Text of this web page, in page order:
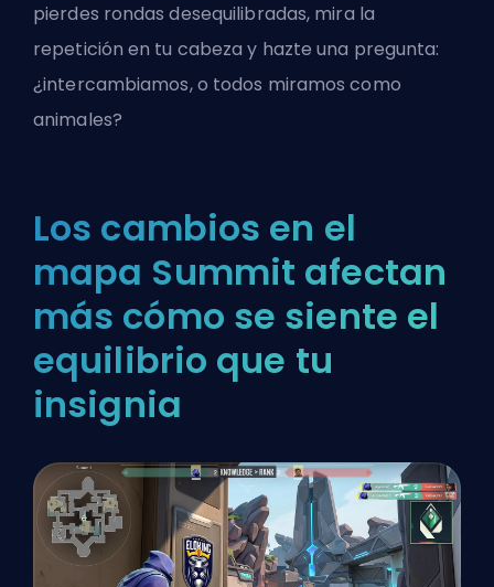
pierdes rondas desequilibradas, mira la
repetición en tu cabeza y hazte una pregunta:
¿intercambiamos, o todos miramos como
animales?
Los cambios en el
mapa Summit afectan
más cómo se siente el
equilibrio que tu
insignia